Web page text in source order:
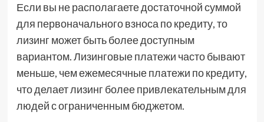
Если вы не располагаете достаточной суммой
для первоначального взноса по кредиту, то
лизинг может быть более доступным
вариантом. Лизинговые платежи часто бывают
меньше, чем ежемесячные платежи по кредиту,
что делает лизинг более привлекательным для
людей с ограниченным бюджетом.